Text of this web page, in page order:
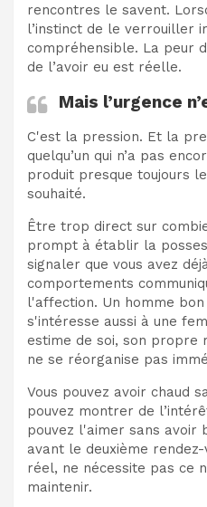
rencontres le savent.
l’instinct de le verrouiller
compréhensible. La peur
de l’avoir eu est réelle.
Mais l’urgence
C'est la pression. Et la
quelqu’un qui n’a pas
produit presque toujours
souhaité.
Être trop direct sur
prompt à établir la
signaler que vous avez
comportements
l'affection. Un homme
s'intéresse aussi à une
estime de soi, son propre
ne se réorganise pas
Vous pouvez avoir chaud
pouvez montrer de
pouvez l'aimer sans avoir
avant le deuxième
réel, ne nécessite pas ce
maintenir.